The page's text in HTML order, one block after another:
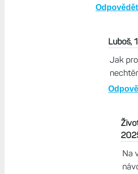
Život s
Občas se
změří mi
ale
mohlo by
50 km/h
Odpovědět